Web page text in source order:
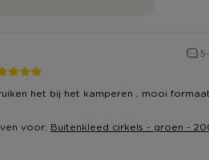
het bij het kamperen , mooi formaat
voor: Buitenkleed cirkels - groen -